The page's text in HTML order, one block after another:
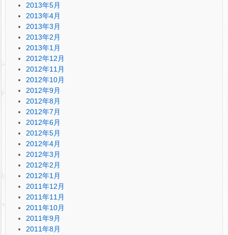
2013年5月
2013年4月
2013年3月
2013年2月
2013年1月
2012年12月
2012年11月
2012年10月
2012年9月
2012年8月
2012年7月
2012年6月
2012年5月
2012年4月
2012年3月
2012年2月
2012年1月
2011年12月
2011年11月
2011年10月
2011年9月
2011年8月